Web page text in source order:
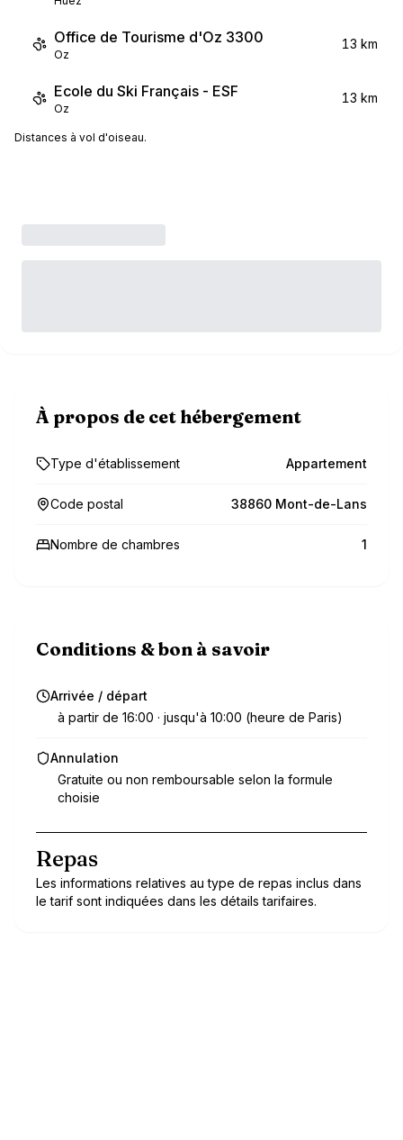
Office de Tourisme d'Oz 3300
Oz
13 km
Ecole du Ski Français - ESF
Oz
13 km
Distances à vol d'oiseau.
À propos de cet hébergement
Type d'établissement Appartement
Code postal 38860 Mont-de-Lans
Nombre de chambres 1
Conditions & bon à savoir
Arrivée / départ
à partir de 16:00 · jusqu'à 10:00 (heure de Paris)
Annulation
Gratuite ou non remboursable selon la formule
choisie
Repas
Les informations relatives au type de repas inclus dans
le tarif sont indiquées dans les détails tarifaires.